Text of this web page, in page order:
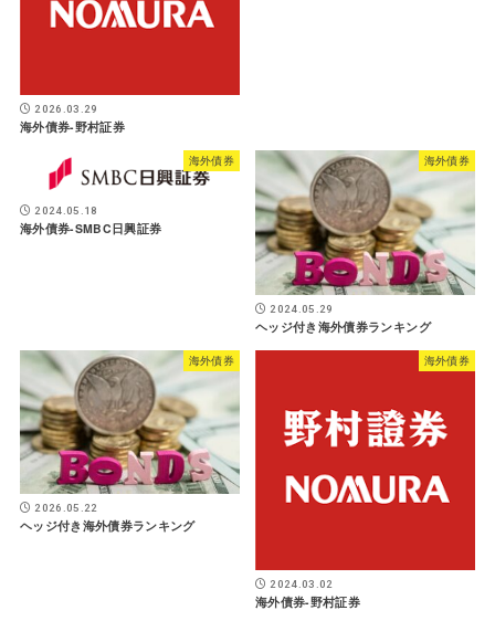
2026.03.29
海外債券-野村証券
海外債券
2024.05.18
海外債券-SMBC日興証券
海外債券
2024.05.29
ヘッジ付き海外債券ランキング
海外債券
2026.05.22
ヘッジ付き海外債券ランキング
海外債券
2024.03.02
海外債券-野村証券